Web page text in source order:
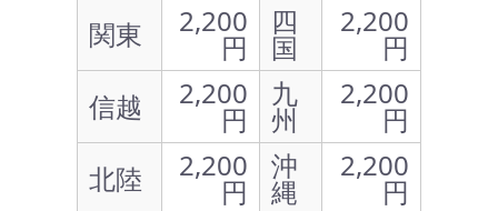
関東
2,200
円
四
国
2,200
円
信越
2,200
円
九
州
2,200
円
北陸
2,200
円
沖
縄
2,200
円